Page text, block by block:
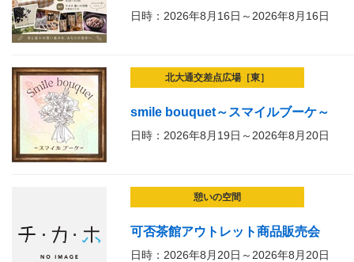
日時：2026年8月16日～2026年8月16日
北大通交差点広場［東］
smile bouquet～スマイルブーケ～
日時：2026年8月19日～2026年8月20日
憩いの空間
可否茶館アウトレット商品販売会
日時：2026年8月20日～2026年8月20日